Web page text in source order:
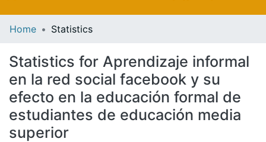
All of DSpace
Bibliotecas
Home Statistics
Statistics for Aprendizaje informal
en la red social facebook y su
efecto en la educación formal de
estudiantes de educación media
superior